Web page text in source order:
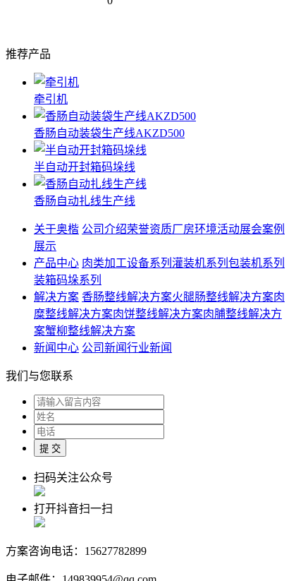
推荐产品
牵引机
香肠自动装袋生产线AKZD500
半自动开封箱码垛线
香肠自动扎线生产线
关于奥楷 公司介绍荣誉资质厂房环境活动展会案例
展示
产品中心 肉类加工设备系列 灌装机系列 包装机系列
装箱码垛系列
解决方案 香肠整线解决方案火腿肠整线解决方案肉
糜整线解决方案肉饼整线解决方案肉脯整线解决方
案蟹柳整线解决方案
新闻中心 公司新闻行业新闻
我们与您联系
扫码关注公众号
打开抖音扫一扫
方案咨询电话：15627782899